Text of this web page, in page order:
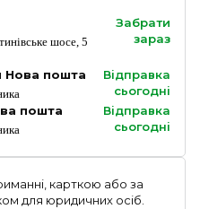
шосе, 5
Забрати
зараз
Нова пошта
Відправка
сьогодні
пошта
Відправка
сьогодні
карткою або за
для юридичних осіб.